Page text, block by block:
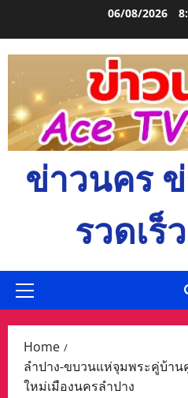
06/08/2026
ข่าวนคร
รวดเร็
Primary
Home
ลำปาง‐ขบวนแห่จุมพระคู่บ้า
ใหม่เมืองนครลำปาง